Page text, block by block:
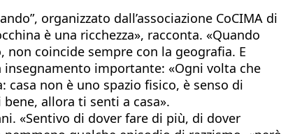
organizzato dall’associazione CoCIMA di
è una ricchezza», racconta. «Quando
coincide sempre con la geografia. E
importante: «Ogni volta che
non è uno spazio fisico, è senso di
allora ti senti a casa».
«Sentivo di dover fare di più, di dover